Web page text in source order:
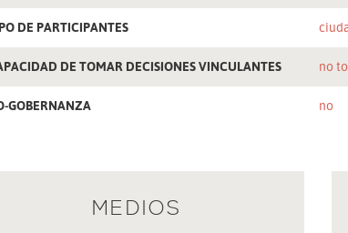
DE PARTICIPANTES
DE TOMAR DECISIONES VINCULANTES no
GOBERNANZA no
MEDIOS